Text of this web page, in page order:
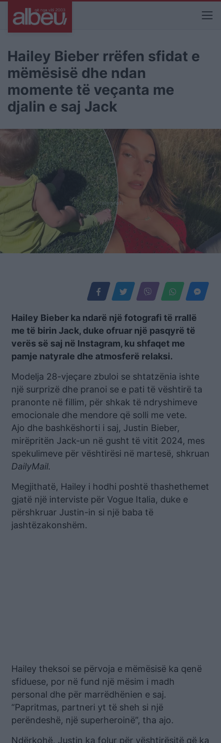
Hailey Bieber rrëfen sfidat e
mëmësisë dhe ndan
momente të veçanta me
djalin e saj Jack
Hailey Bieber ka ndarë një fotografi të rrallë
me të birin Jack, duke ofruar një pasqyrë të
verës së saj në Instagram, ku shfaqet me
pamje natyrale dhe atmosferë relaksi.
Modelja 28-vjeçare zbuloi se shtatzënia ishte
një surprizë dhe pranoi se e pati të vështirë ta
pranonte në fillim, për shkak të ndryshimeve
emocionale dhe mendore që solli me vete.
Ajo dhe bashkëshorti i saj, Justin Bieber,
mirëpritën Jack-un në gusht të vitit 2024, mes
spekulimeve për vështirësi në martesë, shkruan
DailyMail.
Megjithatë, Hailey i hodhi poshtë thashethemet
gjatë një interviste për Vogue Italia, duke e
përshkruar Justin-in si një baba të
jashtëzakonshëm.
Hailey theksoi se përvoja e mëmësisë ka qenë
sfiduese, por në fund një mësim i madh
personal dhe për marrëdhënien e saj.
“Papritmas, partneri yt të sheh si një
perëndeshë, një superheroinë”, tha ajo.
Ndërkohë, Justin ka folur për vështirësitë që ka